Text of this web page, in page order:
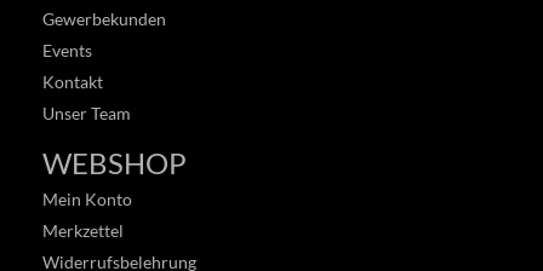
Gewerbekunden
Events
Kontakt
Unser Team
WEBSHOP
Mein Konto
Merkzettel
Widerrufsbelehrung